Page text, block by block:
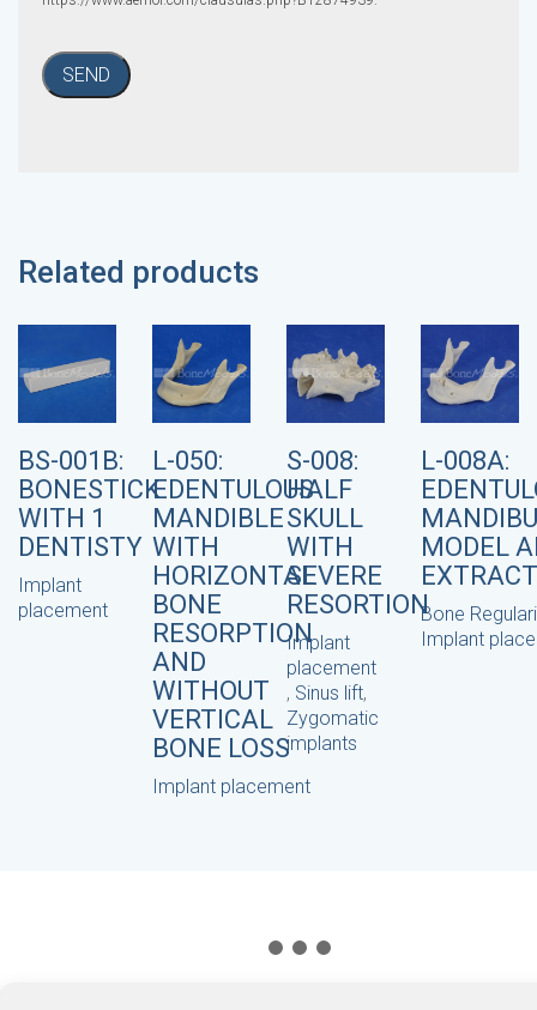
Related products
BS-001B:
BONESTICK
WITH 1
DENTISTY
Implant
placement
L-050:
EDENTULOUS
MANDIBLE
WITH
HORIZONTAL
BONE
RESORPTION
AND
WITHOUT
VERTICAL
BONE LOSS
Implant placement
S-008:
HALF
SKULL
WITH
SEVERE
RESORTION
Implant
placement
, Sinus lift,
Zygomatic
implants
L-008A:
MODEL
Bone
Implant